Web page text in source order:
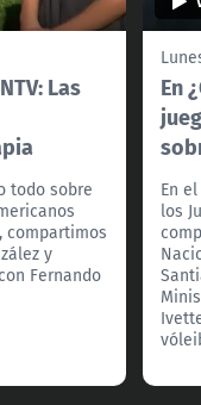
Las
todo sobre
compartimos
y
Fernando
En
En
los